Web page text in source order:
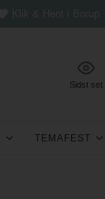
Sidst set
TEMAFEST